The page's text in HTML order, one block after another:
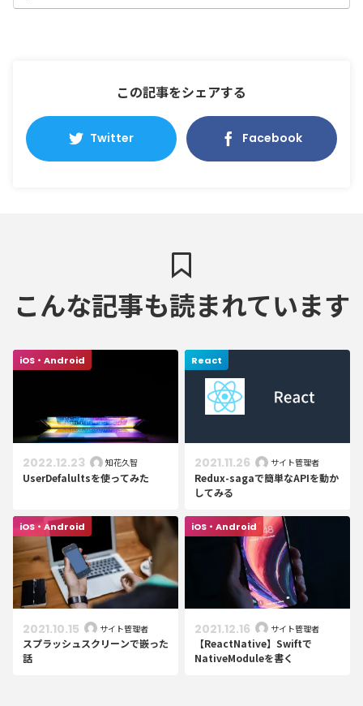
この記事をシェアする
Twitter Facebook
こんな記事も読まれています
iOS・Android
UserDefalultsを使ってみた
2022.12.23 知花久智
React
Redux-sagaで簡単なAPIを動か
してみる
2021.11.26 サイト管理者
iOS・Android
スプラッシュスクリーンで嵌った
話
2021.10.15 サイト管理者
iOS・Android
【ReactNative】Swiftで
NativeModuleを書く
2021.12.16 サイト管理者